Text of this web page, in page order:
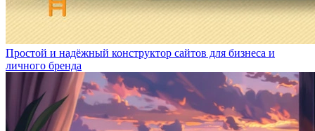
Простой и надёжный конструктор сайтов для бизнеса и
личного бренда